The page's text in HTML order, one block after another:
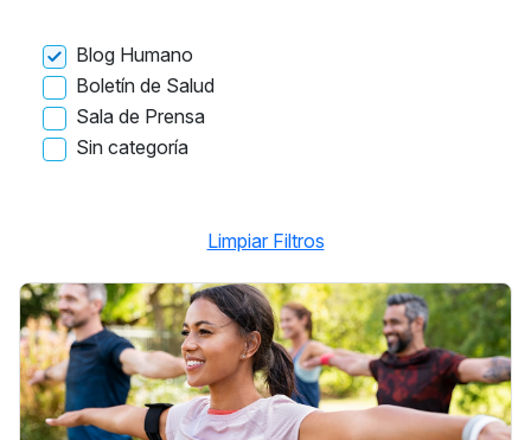
Blog Humano
Boletín de Salud
Sala de Prensa
Sin categoría
Limpiar Filtros